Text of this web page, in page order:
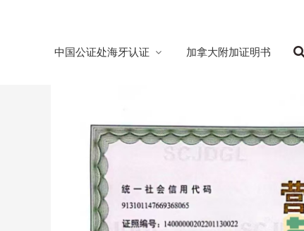
中国公证处海牙认证 加拿大附加证明书
2026/02/15 分类: 官方博客 310